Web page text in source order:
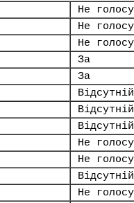
Не
Не
Не
За
За
Відсутній
Відсутній
Відсутній
Не
Не
Відсутній
Не